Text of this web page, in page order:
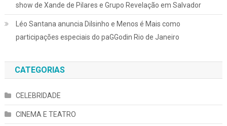
show de Xande de Pilares e Grupo Revelação em Salvador
Léo Santana anuncia Dilsinho e Menos é Mais como
participações especiais do paGGodin Rio de Janeiro
CATEGORIAS
CELEBRIDADE
CINEMA E TEATRO